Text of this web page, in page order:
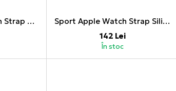
Leather Apple Watch Strap 38/40/41mm M/L Black
Sport Apple Watch Strap Silica Gel 38/40/41mm M/L Gray Black
142 Lei
În stoc